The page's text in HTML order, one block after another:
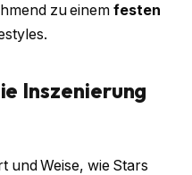
zu einem festen
Inszenierung
und Weise, wie Stars